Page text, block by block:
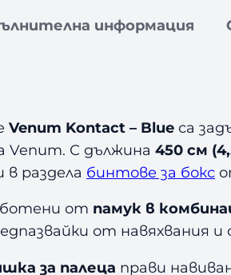
информация
Venum Kontact – Blue са
Venum. С дължина450 см
раздела бинтове за бокс
от памук в
от навяхвания
за палеца прави